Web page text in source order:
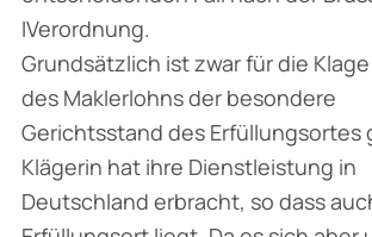
IVerordnung.
Grundsätzlich ist zwar für die
des Maklerlohns der besondere
Gerichtsstand des Erfüllungsortes
Klägerin hat ihre Dienstleistung in
Deutschland erbracht, so dass